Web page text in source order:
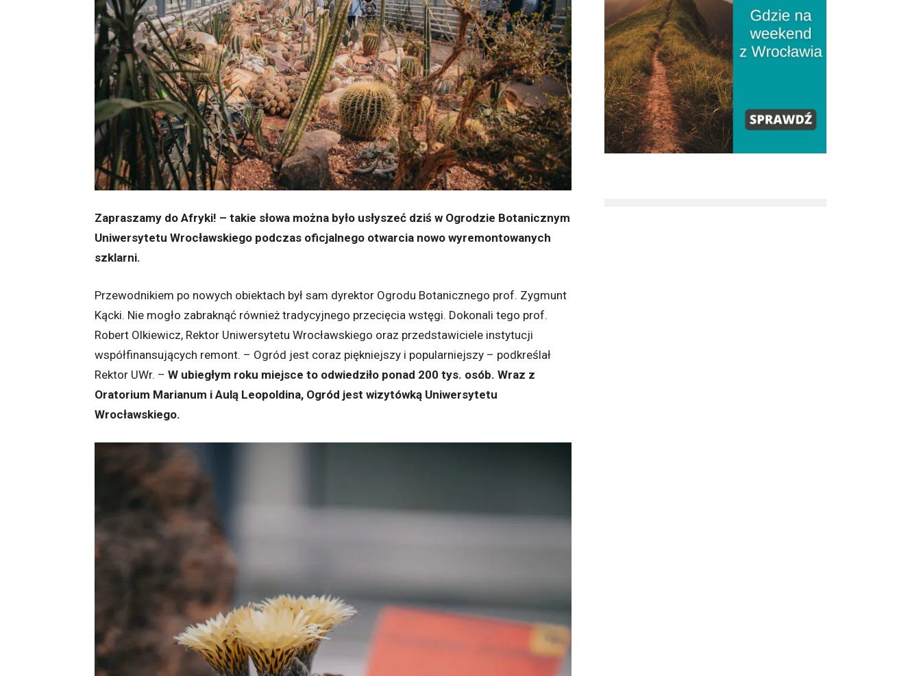
Zapraszamy do Afryki! – takie słowa można było usłyszeć dziś w Ogrodzie Botanicznym
Uniwersytetu Wrocławskiego podczas oficjalnego otwarcia nowo wyremontowanych
szklarni.
Przewodnikiem po nowych obiektach był sam dyrektor Ogrodu Botanicznego prof. Zygmunt
Kącki. Nie mogło zabraknąć również tradycyjnego przecięcia wstęgi. Dokonali tego prof.
Robert Olkiewicz, Rektor Uniwersytetu Wrocławskiego oraz przedstawiciele instytucji
współfinansujących remont. – Ogród jest coraz piękniejszy i popularniejszy – podkreślał
Rektor UWr. – W ubiegłym roku miejsce to odwiedziło ponad 200 tys. osób. Wraz z
Oratorium Marianum i Aulą Leopoldina, Ogród jest wizytówką Uniwersytetu
Wrocławskiego.